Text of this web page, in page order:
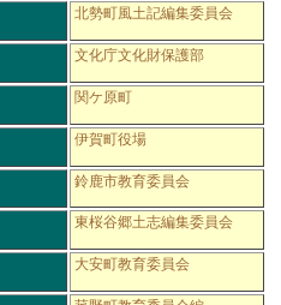
北勢町風土記編集委員会
文化庁文化財保護部
関ケ原町
伊賀町役場
鈴鹿市教育委員会
東桜谷郷土志編集委員会
大安町教育委員会